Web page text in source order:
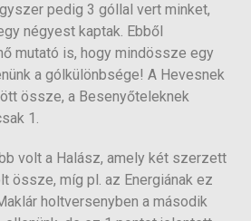
pedig 3 góllal vert minket,
négyest kaptak. Ebből
mutató is, hogy mindössze egy
a gólkülönbsége! A Hevesnek
össze, a Besenyőteleknek
1.
volt a Halász, amely két szerzett
össze, míg pl. az Energiának ez
holtversenyben a második